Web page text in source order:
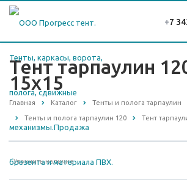
+7
Тент тарпаулин
15х15
Главная Каталог Тенты и полога тарпаулин
Тенты и полога тарпаулин 120 Тент
Уточнить наличие